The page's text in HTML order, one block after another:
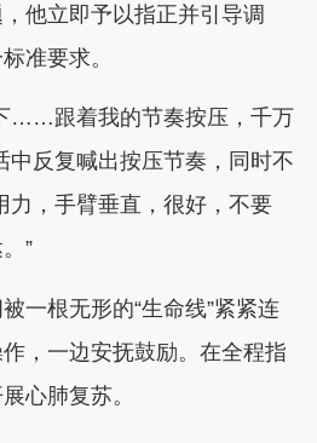
他立即予以指正并引导调
准要求。
……跟着我的节奏按压，千万
中反复喊出按压节奏，同时不
力，手臂垂直，很好，不要
”
一根无形的“生命线”紧紧连
，一边安抚鼓励。在全程指
心肺复苏。